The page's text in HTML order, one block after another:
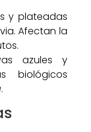
y plateadas
Afectan la
azules y
biológicos
.